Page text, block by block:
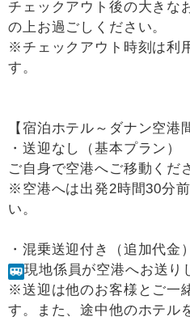
チェックアウト後の大きな
の上お過ごしください。
※チェックアウト時刻は利
す。
【宿泊ホテル～ダナン空港
・送迎なし（基本プラン）
ご自身で空港へご移動くだ
※空港へは出発2時間30分
い。
・混乗送迎付き（追加代金）
現地係員が空港へお送り
※送迎は他のお客様とご一
す。また、途中他のホテル